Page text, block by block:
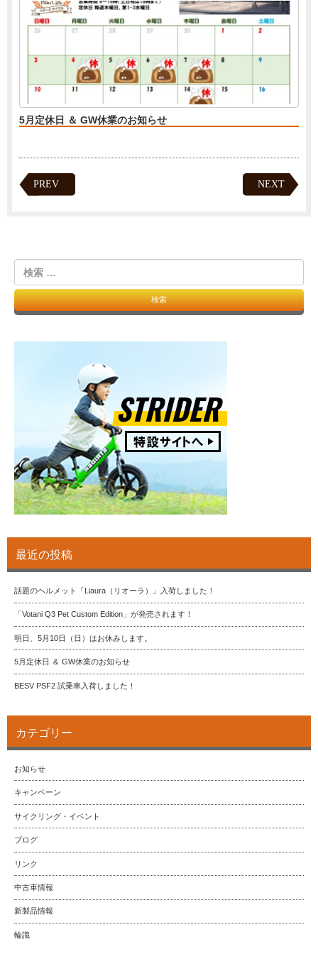
5月定休日 ＆ GW休業のお知らせ
PREV NEXT
最近の投稿
話題のヘルメット「Liaura（リオーラ）」入荷しました！
「Votani Q3 Pet Custom Edition」が発売されます！
明日、5月10日（日）はお休みします。
5月定休日 ＆ GW休業のお知らせ
BESV PSF2 試乗車入荷しました！
カテゴリー
お知らせ
キャンペーン
サイクリング・イベント
ブログ
リンク
中古車情報
新製品情報
輪識